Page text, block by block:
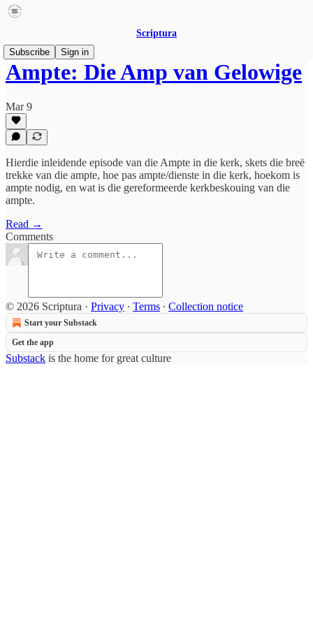
Scriptura
Subscribe
Sign in
Ampte: Die Amp van Gelowige
Mar 9
Hierdie inleidende episode van die Ampte in die kerk, skets die breë
trekke van die ampte, hoe pas ampte/dienste in die kerk, hoekom is
ampte nodig, en wat is die gereformeerde kerkbeskouing van die
ampte.
Read →
Comments
© 2026 Scriptura · Privacy ∙ Terms ∙ Collection notice
Start your Substack
Get the app
Substack is the home for great culture